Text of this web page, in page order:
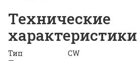
Технические
характеристики
Тип
CW